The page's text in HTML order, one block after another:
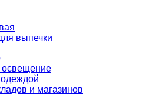
выпечки
освещение
и магазинов